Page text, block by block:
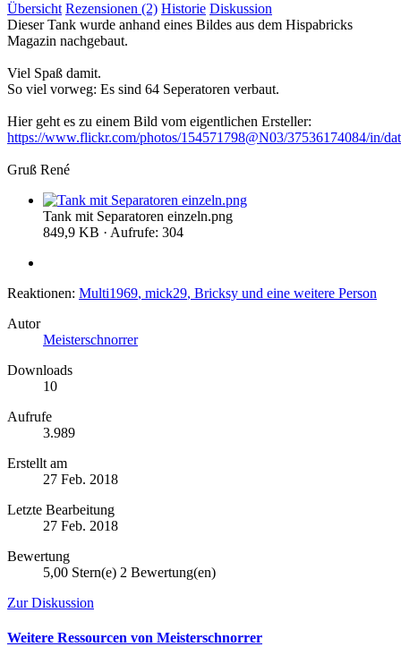
Übersicht Rezensionen (2) Historie Diskussion
Dieser Tank wurde anhand eines Bildes aus dem Hispabricks
Magazin nachgebaut.
Viel Spaß damit.
So viel vorweg: Es sind 64 Seperatoren verbaut.
Hier geht es zu einem Bild vom eigentlichen Ersteller:
https://www.flickr.com/photos/154571798@N03/37536174084/in/
Gruß René
Tank mit Separatoren einzeln.png
849,9 KB · Aufrufe: 304
Reaktionen: Multi1969, mick29, Bricksy und eine weitere Person
Autor
Meisterschnorrer
Downloads
10
Aufrufe
3.989
Erstellt am
27 Feb. 2018
Letzte Bearbeitung
27 Feb. 2018
Bewertung
5,00 Stern(e) 2 Bewertung(en)
Zur Diskussion
Weitere Ressourcen von Meisterschnorrer